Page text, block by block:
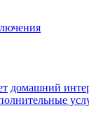
домашний